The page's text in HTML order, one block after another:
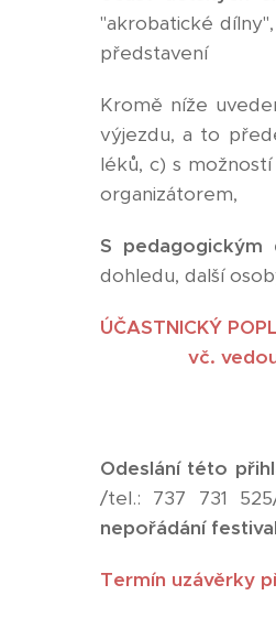
"akrobatické
představení
Kromě níže
výjezdu, a to
léků, c) s
organizátorem,
S pedagogickým
dohledu, další
vč.
účast v
V
Odeslání této
/tel.: 737 731
nepořádání
Termín uzávěrky